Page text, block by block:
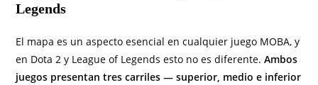
Legends
El mapa es un aspecto esencial en cualquier juego MOBA, y
en Dota 2 y League of Legends esto no es diferente.Ambos
juegos presentan tres carriles — superior, medio e inferior